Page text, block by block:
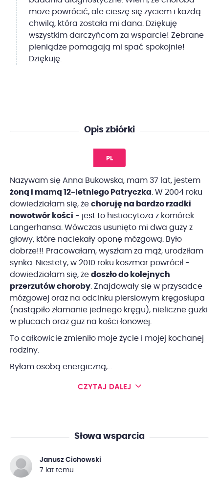
może powrócić, ale cieszę się życiem i każdą
chwilą, która została mi dana. Dziękuję
wszystkim darczyńcom za wsparcie! Zebrane
pieniądze pomagają mi spać spokojnie!
Dziękuję.
Opis zbiórki
PL
Nazywam się Anna Bukowska, mam 37 lat, jestem
żoną i mamą 12-letniego Patryczka . W 2004 roku
dowiedziałam się, że choruję na bardzo rzadki
nowotwór kości - jest to histiocytoza z komórek
Langerhansa. Wówczas usunięto mi dwa guzy z
głowy, które naciekały oponę mózgową. Było
dobrze!!! Pracowałam, wyszłam za mąż, urodziłam
synka. Niestety, w 2010 roku koszmar powrócił -
dowiedziałam się, że doszło do kolejnych
przerzutów choroby . Znajdowały się w przysadce
mózgowej oraz na odcinku piersiowym kręgosłupa
(nastąpiło złamanie jednego kręgu), nieliczne guzki
w płucach oraz guz na kości łonowej.
To całkowicie zmieniło moje życie i mojej kochanej
rodziny.
Byłam osobą energiczną,...
CZYTAJ DALEJ
Słowa wsparcia
Janusz Cichowski
7 lat temu